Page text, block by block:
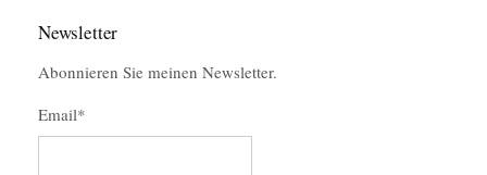
Newsletter
Abonnieren Sie meinen Newsletter.
Email*